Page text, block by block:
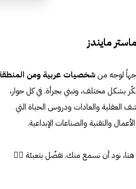
شخصيات عربية ومن
بشكل مختلف، وتبني بجرأة. في كل حوار،
والعادات ودروس الحياة التي
والتقنية والصناعات الإبداعية.
نود أن نسمع منك. تفضّل بتعبئة 👈🏼